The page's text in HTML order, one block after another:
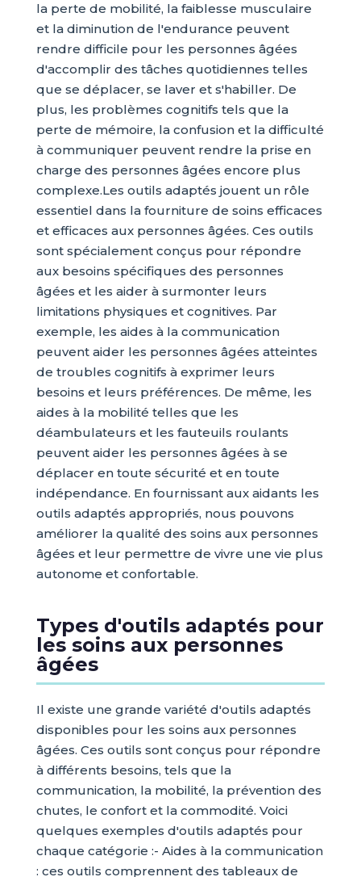
la perte de mobilité, la faiblesse musculaire
et la diminution de l'endurance peuvent
rendre difficile pour les personnes âgées
d'accomplir des tâches quotidiennes telles
que se déplacer, se laver et s'habiller. De
plus, les problèmes cognitifs tels que la
perte de mémoire, la confusion et la difficulté
à communiquer peuvent rendre la prise en
charge des personnes âgées encore plus
complexe.Les outils adaptés jouent un rôle
essentiel dans la fourniture de soins efficaces
et efficaces aux personnes âgées. Ces outils
sont spécialement conçus pour répondre
aux besoins spécifiques des personnes
âgées et les aider à surmonter leurs
limitations physiques et cognitives. Par
exemple, les aides à la communication
peuvent aider les personnes âgées atteintes
de troubles cognitifs à exprimer leurs
besoins et leurs préférences. De même, les
aides à la mobilité telles que les
déambulateurs et les fauteuils roulants
peuvent aider les personnes âgées à se
déplacer en toute sécurité et en toute
indépendance. En fournissant aux aidants les
outils adaptés appropriés, nous pouvons
améliorer la qualité des soins aux personnes
âgées et leur permettre de vivre une vie plus
autonome et confortable.
Types d'outils adaptés pour
les soins aux personnes
âgées
Il existe une grande variété d'outils adaptés
disponibles pour les soins aux personnes
âgées. Ces outils sont conçus pour répondre
à différents besoins, tels que la
communication, la mobilité, la prévention des
chutes, le confort et la commodité. Voici
quelques exemples d'outils adaptés pour
chaque catégorie :- Aides à la communication
: ces outils comprennent des tableaux de